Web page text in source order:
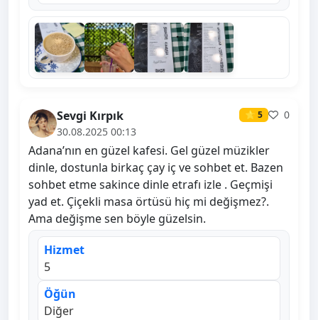
Sevgi Kırpık ⭐ 5
0
30.08.2025 00:13
Adana’nın en güzel kafesi. Gel güzel müzikler
dinle, dostunla birkaç çay iç ve sohbet et. Bazen
sohbet etme sakince dinle etrafı izle . Geçmişi
yad et. Çiçekli masa örtüsü hiç mi değişmez?.
Ama değişme sen böyle güzelsin.
Hizmet
5
Öğün
Diğer